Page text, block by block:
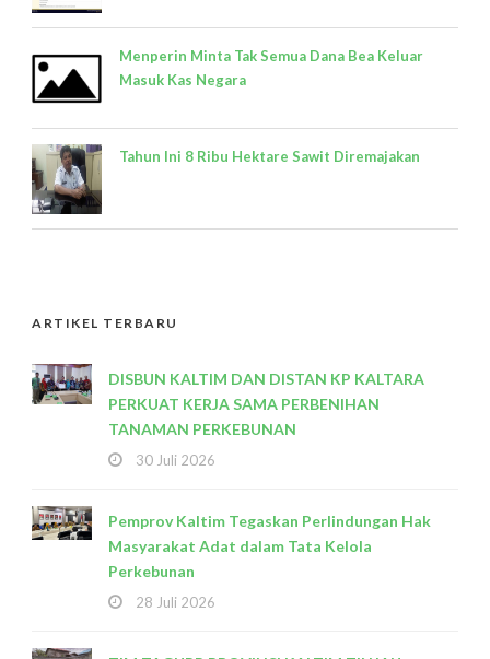
Menperin Minta Tak Semua Dana Bea Keluar
Masuk Kas Negara
Tahun Ini 8 Ribu Hektare Sawit Diremajakan
ARTIKEL TERBARU
DISBUN KALTIM DAN DISTAN KP KALTARA
PERKUAT KERJA SAMA PERBENIHAN
TANAMAN PERKEBUNAN
30 Juli 2026
Pemprov Kaltim Tegaskan Perlindungan Hak
Masyarakat Adat dalam Tata Kelola
Perkebunan
28 Juli 2026